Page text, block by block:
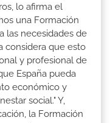
lo afirma el
una Formación
las necesidades de
considera que esto
y profesional de
España pueda
económico y
social." Y,
la Formación